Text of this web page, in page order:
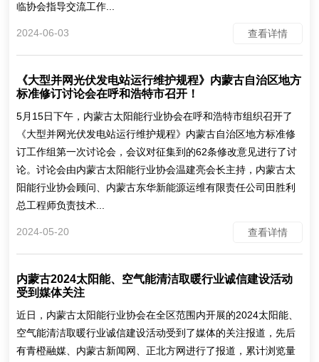
临协会指导交流工作...
2024-06-03 查看详情
《大型并网光伏发电站运行维护规程》内蒙古自治区地方
标准修订讨论会在呼和浩特市召开！
5月15日下午，内蒙古太阳能行业协会在呼和浩特市组织召开了
《大型并网光伏发电站运行维护规程》内蒙古自治区地方标准修
订工作组第一次讨论会，会议对征集到的62条修改意见进行了讨
论。讨论会由内蒙古太阳能行业协会温建亮会长主持，内蒙古太
阳能行业协会顾问、内蒙古东华新能源运维有限责任公司田胜利
总工程师负责技术...
2024-05-20 查看详情
内蒙古2024太阳能、空气能清洁取暖行业诚信建设活动
受到媒体关注
近日，内蒙古太阳能行业协会在全区范围内开展的2024太阳能、
空气能清洁取暖行业诚信建设活动受到了媒体的关注报道，先后
有青橙融媒、内蒙古新闻网、正北方网进行了报道，累计浏览量